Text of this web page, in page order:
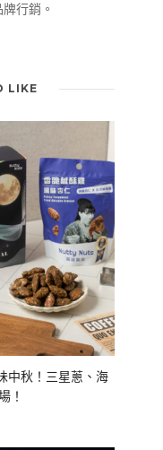
行銷。
LIKE
中秋！三星蔥、海
！